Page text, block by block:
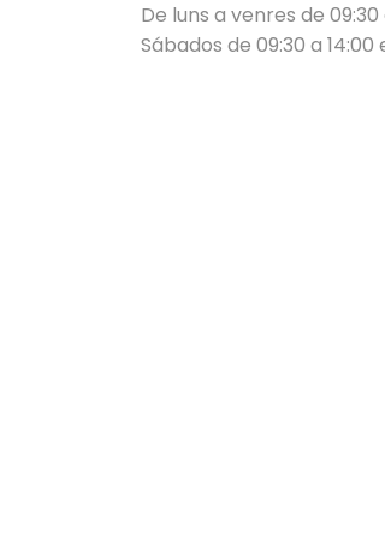
De luns a venres de 09:30
Sábados de 09:30 a 14:00